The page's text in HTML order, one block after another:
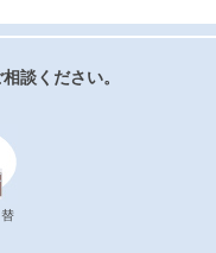
談ください。